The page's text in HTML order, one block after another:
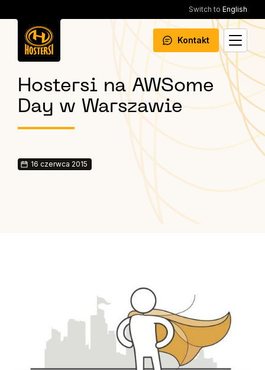
Switch to English
Kontakt
Hostersi na AWSome
Day w Warszawie
16 czerwca 2015